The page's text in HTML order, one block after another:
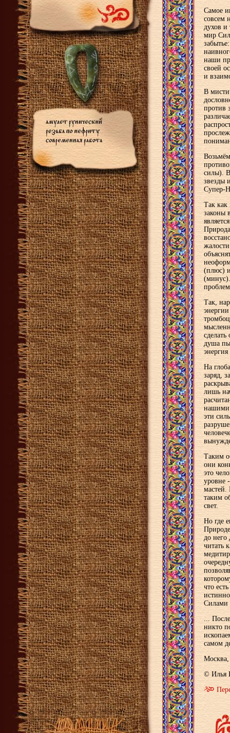
Самое
совсем
духов
мир
наши
своей
и
В
против
силы). В
звезды
Супер-
Так как
законы
(плюс)
(минус).
Так,
душа
На
заряд,
лишь
нашими
эти
Таким
они
это
уровне
мастей.
таким
свет.
Но где
до него
читать
что
Силами
...
никто
самом
Москва,
© Илья